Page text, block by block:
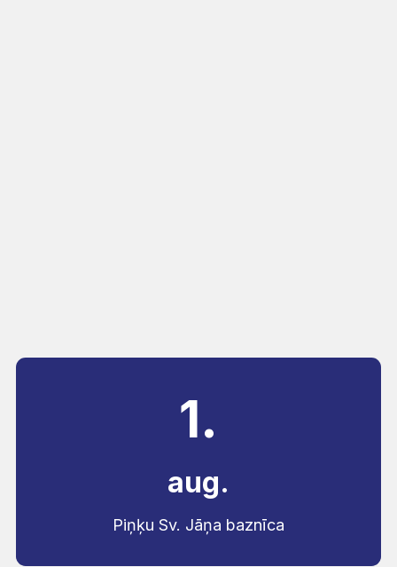
1.
aug.
Piņķu Sv. Jāņa baznīca